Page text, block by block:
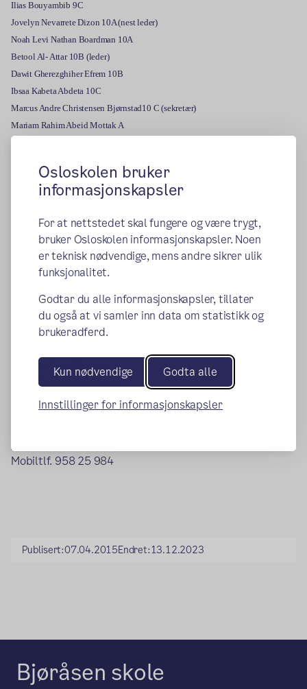
Osloskolen bruker
informasjonskapsler
For at nettstedet skal fungere og være trygt,
bruker Osloskolen informasjonskapsler. Noen
er teknisk nødvendige, mens andre sikrer ulik
funksjonalitet.
Godtar du alle informasjonskapsler, tillater
du også at vi samler inn data om statistikk og
brukeradferd.
Kun nødvendige Godta alle
Innstillinger for informasjonskapsler
Ilias Bouyambib 9C
Jovelyn Nevarrete Dizon 10A (nest leder)
Noah Levi Nathan Boardman 10A
Betool Al- Attar 10B (leder)
Dawit Gherezghiher Efrem 10B
Ibsaa Kabeta Abdeta 10C
Marcus Andre Christensen Bjørnstad10 C (sekretær)
Mariam Rahim Abeid Mottak A
Hanna Pokotilova Mottak B
Ariana Osmani D'Offey 9B
Ilias Bouyambib 9C
Jovelyn Nevarrete Dizon 10A (nest leder)
Noah Levi Nathan Boardman 10A
Betool Al- Attar 10B (leder)
Dawit Gherezghiher Efrem 10B
Ibsaa Kabeta Abdeta 10C
Marcus Andre Christensen Bjørnstad10 C (sekretær)
Khaled Said Khallof Mottak B
Hanna Pokotilova Mottak B
Mobiltlf. 958 25 984
Publisert:07.04.2015Endret:13.12.2023
Bjøråsen skole